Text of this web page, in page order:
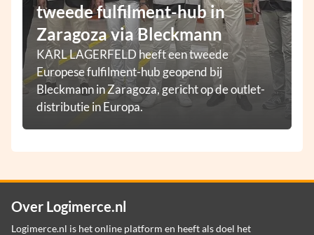
tweede fulfilment-hub in
Zaragoza via Bleckmann
KARL LAGERFELD heeft een tweede
Europese fulfilment-hub geopend bij
Bleckmann in Zaragoza, gericht op de outlet-
distributie in Europa.
Over Logimerce.nl
Logimerce.nl is het online platform en heeft als doel het